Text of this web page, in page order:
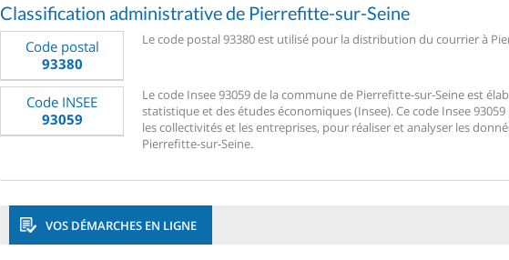
Classification administrative de Pierrefitte-sur-Seine
Code postal
93380
Le code postal 93380 est utilisé pour la distribution du courrier à
Code INSEE
93059
Le code Insee 93059 de la commune de Pierrefitte-sur-Seine est
statistique et des études économiques (Insee). Ce code Insee
les collectivités et les entreprises, pour réaliser et analyser les
Pierrefitte-sur-Seine.
VOS DÉMARCHES EN LIGNE